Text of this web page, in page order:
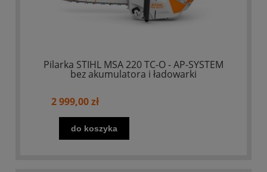
Pilarka STIHL MSA 220 TC-O - AP-SYSTEM
bez akumulatora i ładowarki
2 999,00 zł
do koszyka